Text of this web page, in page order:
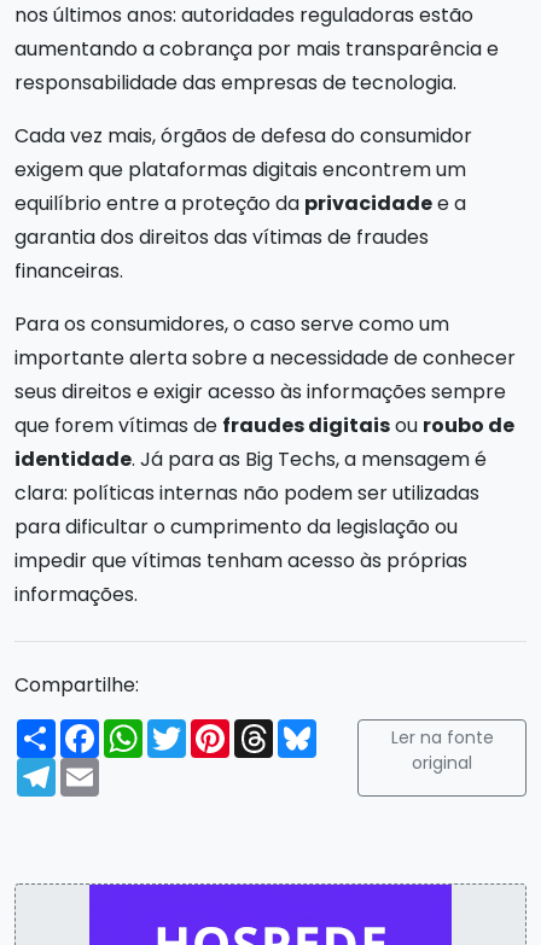
nos últimos anos: autoridades reguladoras estão
aumentando a cobrança por mais transparência e
responsabilidade das empresas de tecnologia.
Cada vez mais, órgãos de defesa do consumidor
exigem que plataformas digitais encontrem um
equilíbrio entre a proteção da privacidadee a
garantia dos direitos das vítimas de fraudes
financeiras.
Para os consumidores, o caso serve como um
importante alerta sobre a necessidade de conhecer
seus direitos e exigir acesso às informações sempre
que forem vítimas de fraudes digitaisou roubo de
identidade. Já para as Big Techs, a mensagem é
clara: políticas internas não podem ser utilizadas
para dificultar o cumprimento da legislação ou
impedir que vítimas tenham acesso às próprias
informações.
Compartilhe:
Compartilhar
FacebookWhatsApp
TwitterPinterest
ThreadsBluesky
Telegram
Email
Ler na fonte
original